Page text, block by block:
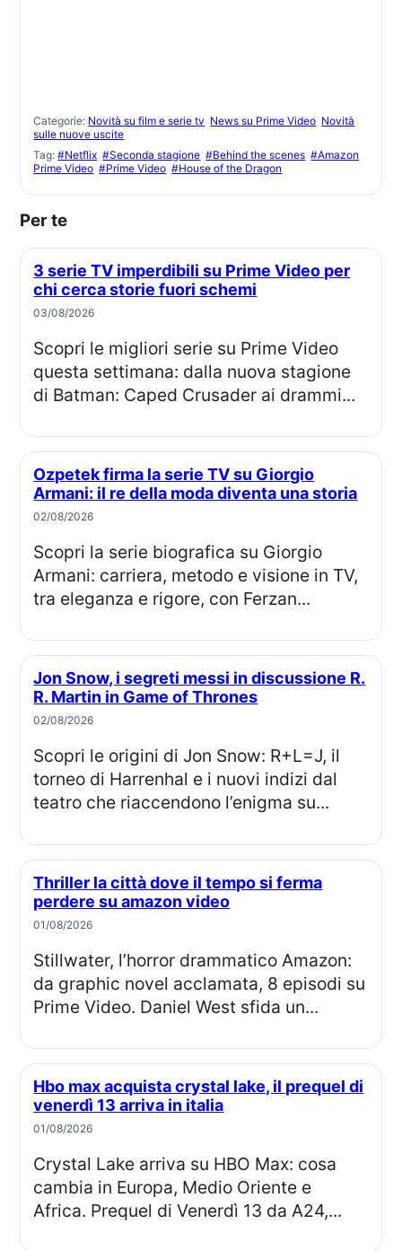
Categorie: Novità su film e serie tv News su Prime Video Novità
sulle nuove uscite
Tag:#Netflix #Seconda stagione #Behind the scenes #Amazon
Prime Video #Prime Video #House of the Dragon
Per te
3 serie TV imperdibili su Prime Video per
chi cerca storie fuori schemi
03/08/2026
Scopri le migliori serie su Prime Video
questa settimana: dalla nuova stagione
di Batman: Caped Crusader ai drammi...
Ozpetek firma la serie TV su Giorgio
Armani: il re della moda diventa una storia
02/08/2026
Scopri la serie biografica su Giorgio
Armani: carriera, metodo e visione in TV,
tra eleganza e rigore, con Ferzan...
Jon Snow, i segreti messi in discussione R.
R. Martin in Game of Thrones
02/08/2026
Scopri le origini di Jon Snow: R+L=J, il
torneo di Harrenhal e i nuovi indizi dal
teatro che riaccendono l’enigma su...
Thriller la città dove il tempo si ferma
perdere su amazon video
01/08/2026
Stillwater, l’horror drammatico Amazon:
da graphic novel acclamata, 8 episodi su
Prime Video. Daniel West sfida un...
Hbo max acquista crystal lake, il prequel di
venerdì 13 arriva in italia
01/08/2026
Crystal Lake arriva su HBO Max: cosa
cambia in Europa, Medio Oriente e
Africa. Prequel di Venerdì 13 da A24,...